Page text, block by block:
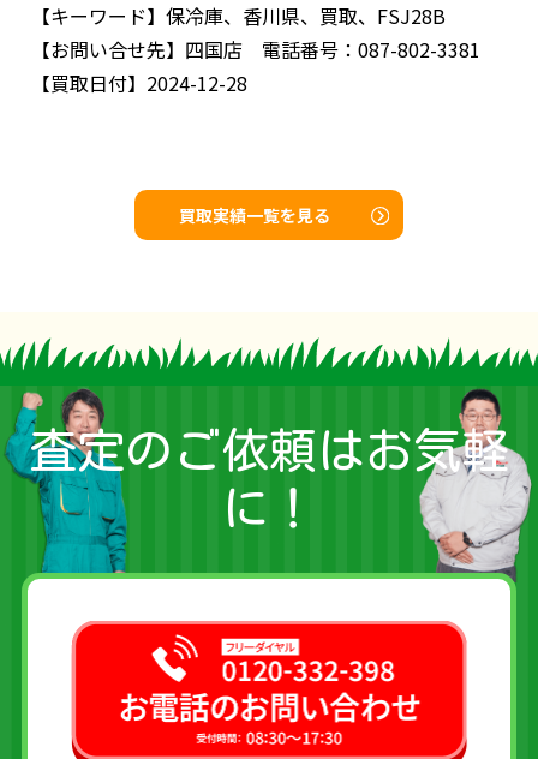
【キーワード】 保冷庫、香川県、買取、FSJ28B
【お問い合せ先】 四国店 電話番号：087-802-3381
【買取日付】 2024-12-28
買取実績一覧を見る
査定のご依頼はお気軽
に！